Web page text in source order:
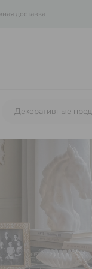
доставка
Декоративные